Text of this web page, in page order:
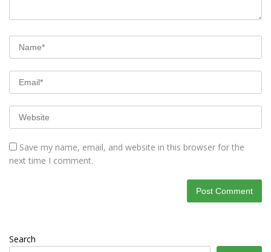
Save my name, email, and website in this browser for the
next time I comment.
Search